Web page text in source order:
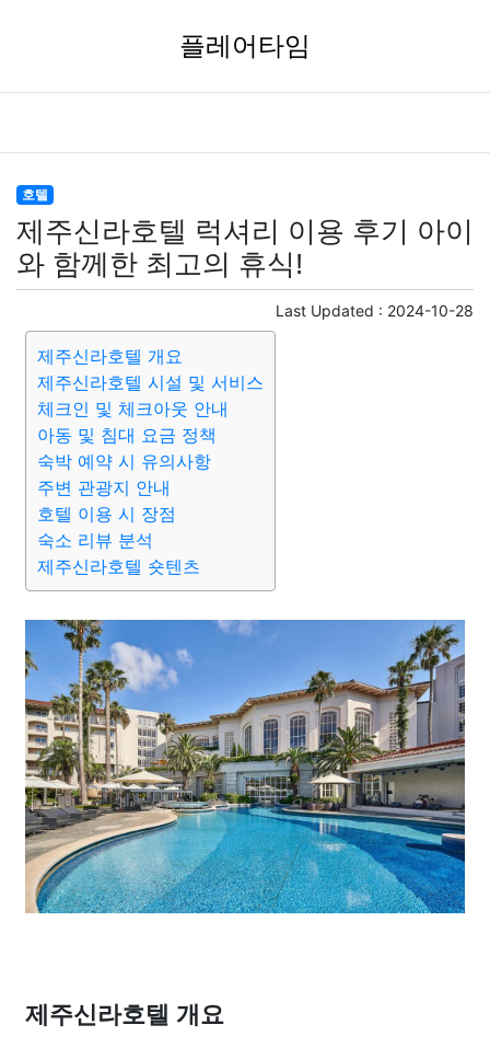
플레어타임
호텔
제주신라호텔 럭셔리 이용 후기 아이
와 함께한 최고의 휴식!
Last Updated : 2024-10-28
제주신라호텔 개요
제주신라호텔 시설 및 서비스
체크인 및 체크아웃 안내
아동 및 침대 요금 정책
숙박 예약 시 유의사항
주변 관광지 안내
호텔 이용 시 장점
숙소 리뷰 분석
제주신라호텔 숏텐츠
제주신라호텔 개요